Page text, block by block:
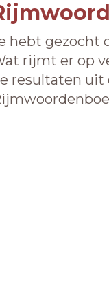
hebt gezocht
rijmt er op
resultaten uit